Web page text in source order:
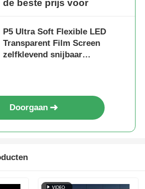
de beste prijs voor
P5 Ultra Soft Flexible LED
Transparent Film Screen
zelfklevend snijbaar
Doorgaan